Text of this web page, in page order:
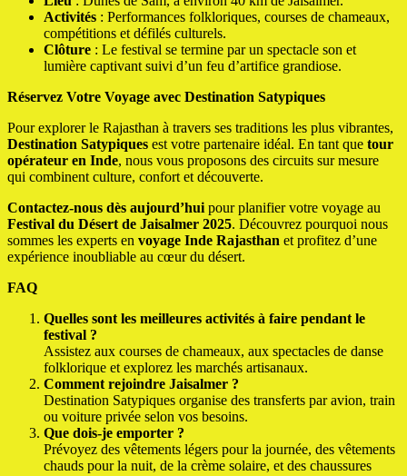
Activités : Performances folkloriques, courses de chameaux,
compétitions et défilés culturels.
Clôture : Le festival se termine par un spectacle son et
lumière captivant suivi d’un feu d’artifice grandiose.
Réservez Votre Voyage avec Destination Satypiques
Pour explorer le Rajasthan à travers ses traditions les plus vibrantes,
Destination Satypiques est votre partenaire idéal. En tant que tour
opérateur en Inde, nous vous proposons des circuits sur mesure
qui combinent culture, confort et découverte.
Contactez-nous dès aujourd’hui pour planifier votre voyage au
Festival du Désert de Jaisalmer 2025. Découvrez pourquoi nous
sommes les experts en voyage Inde Rajasthan et profitez d’une
expérience inoubliable au cœur du désert.
FAQ
Quelles sont les meilleures activités à faire pendant le
festival ?
Assistez aux courses de chameaux, aux spectacles de danse
folklorique et explorez les marchés artisanaux.
Comment rejoindre Jaisalmer ?
Destination Satypiques organise des transferts par avion, train
ou voiture privée selon vos besoins.
Que dois-je emporter ?
Prévoyez des vêtements légers pour la journée, des vêtements
chauds pour la nuit, de la crème solaire, et des chaussures